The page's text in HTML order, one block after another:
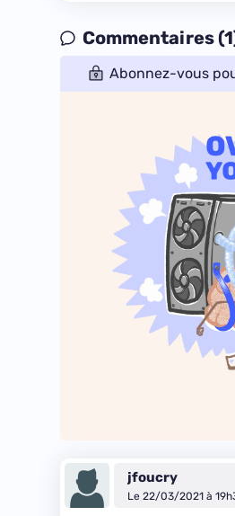
Commentaires
Abonnez-vous
jfoucry
Le 22/03/2021 à